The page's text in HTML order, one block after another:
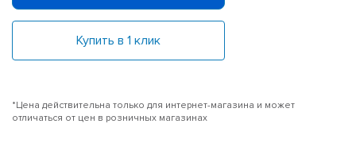
Купить в 1 клик
*Цена действительна только для интернет-магазина и может
отличаться от цен в розничных магазинах